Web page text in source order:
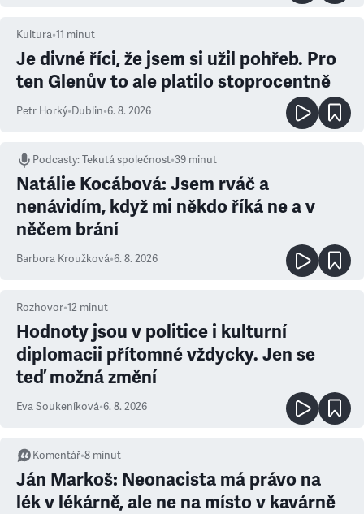
Kultura•11 minut
Je divné říci, že jsem si užil pohřeb. Pro
ten Glenův to ale platilo stoprocentně
Petr Horký•Dublin•6. 8. 2026
Podcasty:Tekutá společnost•39 minut
Natálie Kocábová: Jsem rváč a
nenávidím, když mi někdo říká ne a v
něčem brání
Barbora Kroužková•6. 8. 2026
Rozhovor•12 minut
Hodnoty jsou v politice i kulturní
diplomacii přítomné vždycky. Jen se
teď možná změní
Eva Soukeníková•6. 8. 2026
Komentář•8 minut
Ján Markoš: Neonacista má právo na
lék v lékárně, ale ne na místo v kavárně